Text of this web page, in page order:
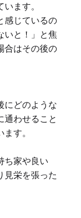
ます。
感じているの
いと！」と焦
合はその後の
にどのような
通わせること
す。
ち家や良い
見栄を張った